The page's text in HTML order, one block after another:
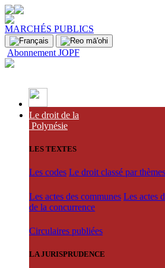
MARCHÉS PUBLICS
Abonnement JOPF
Le droit de la
Polynésie
LES TEXTES
Les codes Le droit classé par thèmes
Les actes des communes Les actes
de la concurrence
Circulaires publiées
LA JURISPRUDENCE